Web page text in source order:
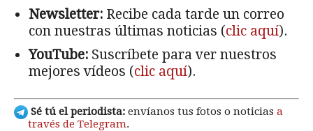
Newsletter: Recibe cada tarde un correo
con nuestras últimas noticias (clic aquí).
YouTube: Suscríbete para ver nuestros
mejores vídeos (clic aquí).
Sé tú el periodista: envíanos tus fotos o noticias a
través de Telegram.